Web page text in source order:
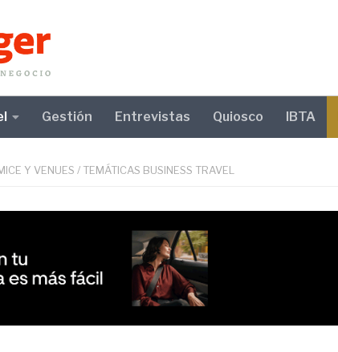
Gestión Entrevistas Quiosco IBTA
Y VENUES / TEMÁTICAS BUSINESS TRAVEL